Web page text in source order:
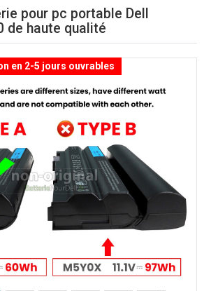
pour pc portable Dell
de haute qualité
en 2-5 jours ouvrables